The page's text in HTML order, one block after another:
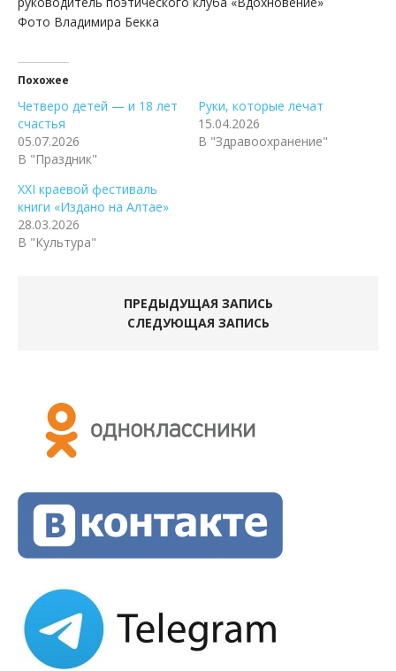
Фото Владимира Бекка
Похожее
Четверо детей — и 18 лет
счастья
05.07.2026
В "Праздник"
Руки, которые лечат
15.04.2026
В "Здравоохранение"
XXI краевой фестиваль
книги «Издано на Алтае»
28.03.2026
В "Культура"
ПРЕДЫДУЩАЯ ЗАПИСЬ
СЛЕДУЮЩАЯ ЗАПИСЬ